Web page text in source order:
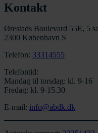
Kontakt
Ørestads Boulevard 55E, 5
2300 København S
Telefon: 33314555
Telefontid:
Mandag til torsdag: kl. 9-16
Fredag: kl. 9-15.30
E-mail: info@abdk.dk